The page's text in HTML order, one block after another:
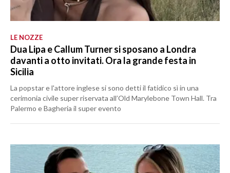
LE NOZZE
Dua Lipa e Callum Turner si sposano a Londra
davanti a otto invitati. Ora la grande festa in
Sicilia
La popstar e l'attore inglese si sono detti il fatidico sì in una
cerimonia civile super riservata all’Old Marylebone Town Hall. Tra
Palermo e Bagheria il super evento